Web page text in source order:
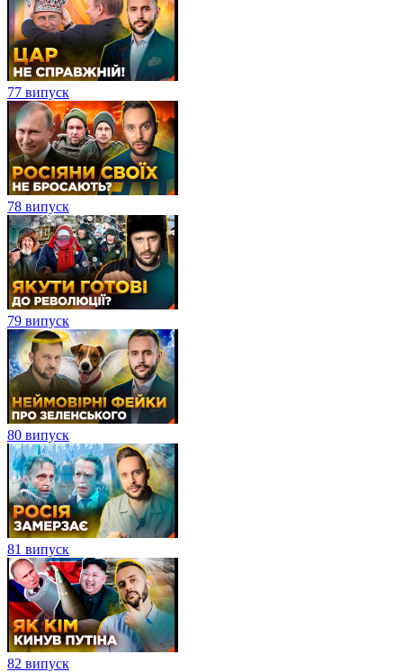
77 випуск
78 випуск
79 випуск
80 випуск
81 випуск
82 випуск